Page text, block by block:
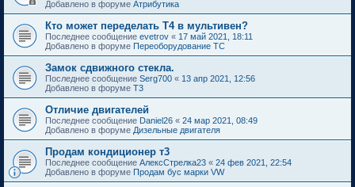
Добавлено в форуме Атрибутика
Кто может переделать Т4 в мультивен?
Последнее сообщение evetrov « 17 май 2021, 18:11
Добавлено в форуме Переоборудование ТС
Замок сдвижного стекла.
Последнее сообщение Serg700 « 13 апр 2021, 12:56
Добавлено в форуме T3
Отличие двигателей
Последнее сообщение Daniel26 « 24 мар 2021, 08:49
Добавлено в форуме Дизельные двигателя
Продам кондиционер т3
Последнее сообщение АлексСтрелка23 « 24 фев 2021, 22:54
Добавлено в форуме Продам бус марки VW